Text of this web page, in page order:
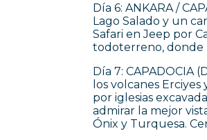
Día 6: ANKARA /
Lago Salado y un
Safari en Jeep por
todoterreno, donde
Día 7: CAPADOCIA
los volcanes
por iglesias
admirar la mejor
Ónix y Turquesa.